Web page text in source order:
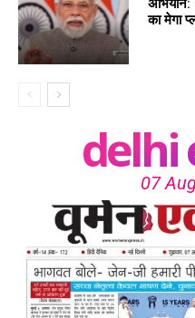
अभियान:
का मेगा
delhi
07